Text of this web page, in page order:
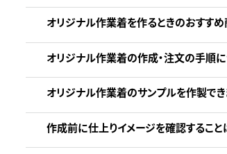
オリジナル作業着を作るときのおすす
オリジナル作業着の作成・注文の手順に
オリジナル作業着のサンプルを作製でき
作成前に仕上りイメージを確認すること